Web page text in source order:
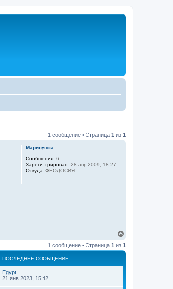
1 сообщение • Страница 1 из 1
Маринушка
Сообщения: 6
Зарегистрирован: 28 апр 2009, 18:27
Откуда: ФЕОДОСИЯ
р
н
1 сообщение • Страница 1 из 1
ПОСЛЕДНЕЕ СООБЩЕНИЕ
Egypt
21 янв 2023, 15:42